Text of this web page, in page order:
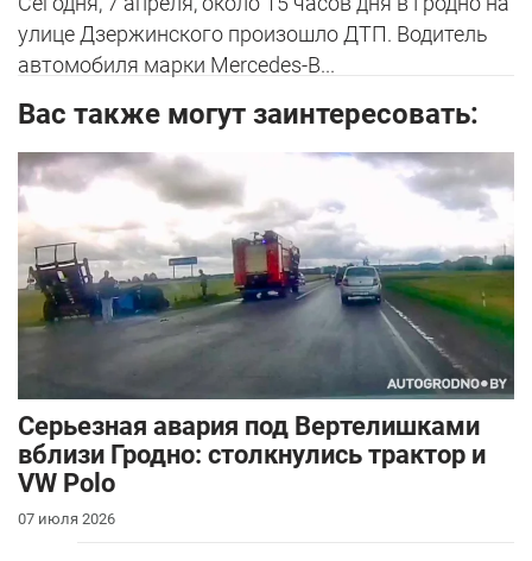
улице Дзержинского произошло ДТП. Водитель
автомобиля марки Mercedes-B...
Вас также могут заинтересовать:
Серьезная авария под Вертелишками
вблизи Гродно: столкнулись трактор и
VW Polo
07 июля 2026